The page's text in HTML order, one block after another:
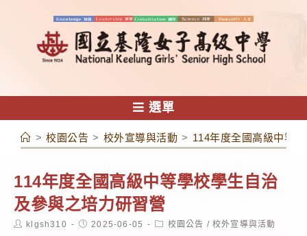
容
選單
> 校園公告 > 校外宣導與活動 > 114年度全國高級中等
114年度全國高級中等學校學生自治
及參與之培力研習營
Postklgsh310
Post2025-06-05
Post校園公告 / 校外宣導與活動